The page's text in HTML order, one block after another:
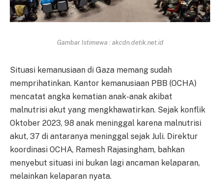
Gambar Istimewa : akcdn.detik.net.id
Situasi kemanusiaan di Gaza memang sudah
memprihatinkan. Kantor kemanusiaan PBB (OCHA)
mencatat angka kematian anak-anak akibat
malnutrisi akut yang mengkhawatirkan. Sejak konflik
Oktober 2023, 98 anak meninggal karena malnutrisi
akut, 37 di antaranya meninggal sejak Juli. Direktur
koordinasi OCHA, Ramesh Rajasingham, bahkan
menyebut situasi ini bukan lagi ancaman kelaparan,
melainkan kelaparan nyata.